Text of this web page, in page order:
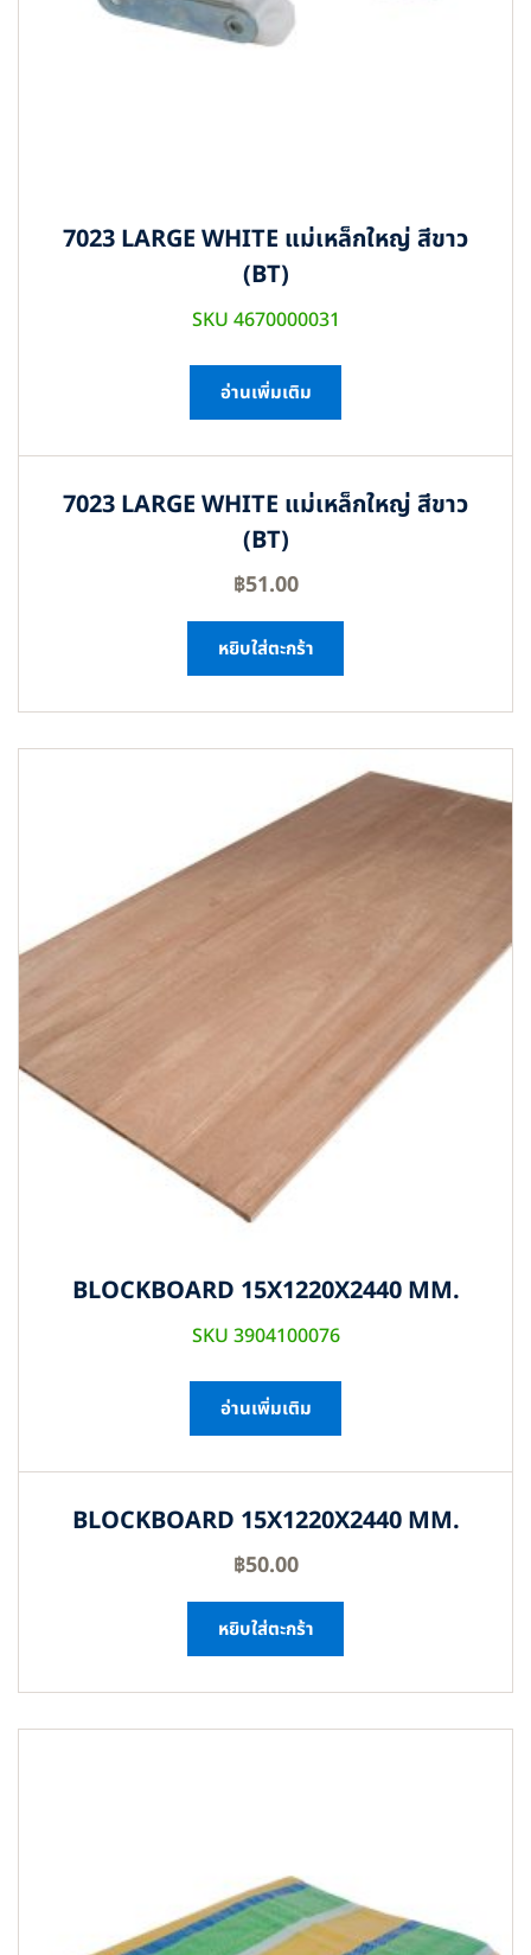
7023 LARGE WHITE แม่เหล็กใหญ่ สีขาว
(BT)
SKU 4670000031
อ่านเพิ่มเติม
7023 LARGE WHITE แม่เหล็กใหญ่ สีขาว
(BT)
฿51.00
หยิบใส่ตะกร้า
BLOCKBOARD 15X1220X2440 MM.
SKU 3904100076
อ่านเพิ่มเติม
BLOCKBOARD 15X1220X2440 MM.
฿50.00
หยิบใส่ตะกร้า